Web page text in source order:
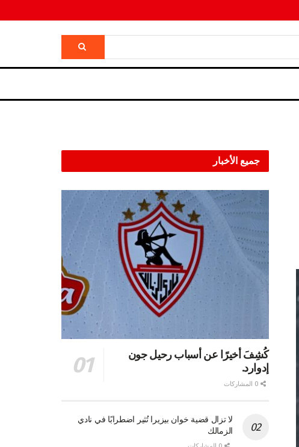
جميع الأخبار
كُشِفَ أخيرًا عن أسباب رحيل جون
إدوارد.
لا تزال قضية خوان بيزيرا تُثير اضطرابًا في نادي
الزمالك